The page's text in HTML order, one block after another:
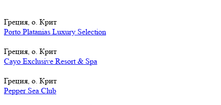
Греция, о. Крит
Porto Platanias Luxury Selection
Греция, о. Крит
Cayo Exclusive Resort & Spa
Греция, о. Крит
Pepper Sea Club